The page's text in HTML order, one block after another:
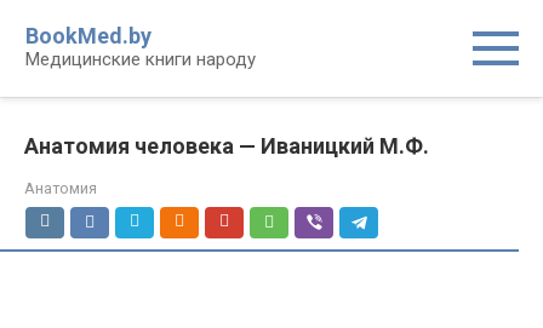
контенту
BookMed.by
Медицинские книги народу
Анатомия человека — Иваницкий М.Ф.
Анатомия